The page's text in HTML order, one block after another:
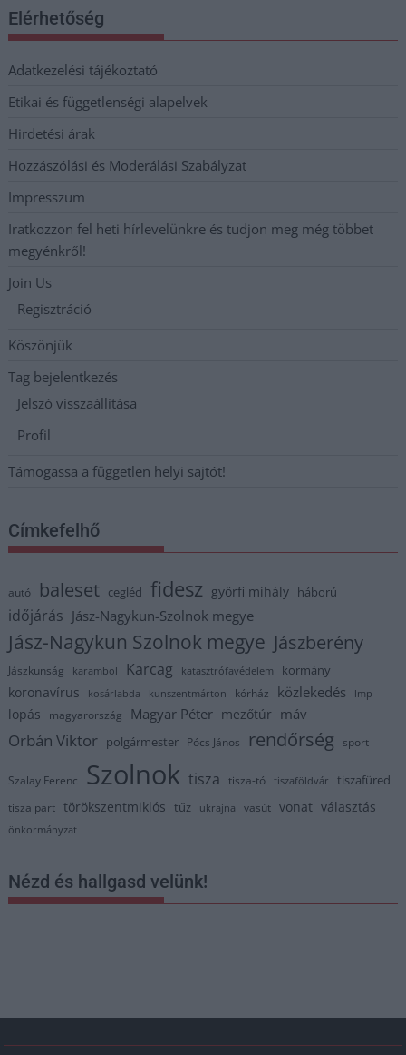
Elérhetőség
Adatkezelési tájékoztató
Etikai és függetlenségi alapelvek
Hirdetési árak
Hozzászólási és Moderálási Szabályzat
Impresszum
Iratkozzon fel heti hírlevelünkre és tudjon meg még többet
megyénkről!
Join Us
Regisztráció
Köszönjük
Tag bejelentkezés
Jelszó visszaállítása
Profil
Támogassa a független helyi sajtót!
Címkefelhő
autó baleset cegléd fidesz györfi mihály háború
időjárás Jász-Nagykun-Szolnok megye
Jász-Nagykun Szolnok megye Jászberény
Jászkunság karambol Karcag katasztrófavédelem kormány
koronavírus kosárlabda kunszentmárton kórház közlekedés lmp
lopás magyarország Magyar Péter mezőtúr máv
Orbán Viktor polgármester Pócs János rendőrség sport
Szalay Ferenc Szolnok tisza tisza-tó tiszaföldvár tiszafüred
tisza part törökszentmiklós tűz ukrajna vasút vonat választás
önkormányzat
Nézd és hallgasd velünk!